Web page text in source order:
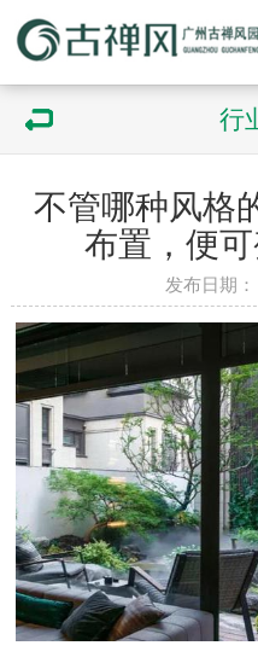
行
不管哪种风格
布置，便
发布日期